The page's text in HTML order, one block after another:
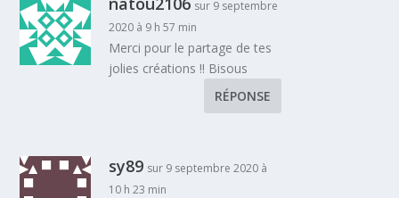
sur 9 septembre
2020 à 9 h 57 min
Merci pour le partage de tes
jolies créations !! Bisous
RÉPONSE
sy89 sur 9 septembre 2020 à
10 h 23 min